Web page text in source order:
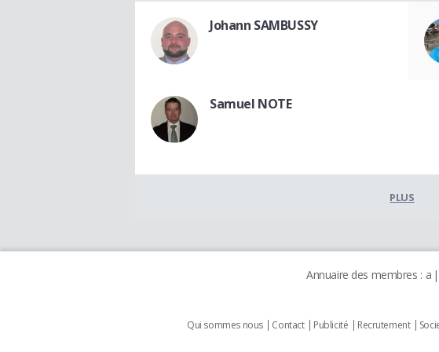
Johann SAMBUSSY
Samuel NOTE
PLUS
Annuaire des membres : a
Qui sommes nous Contact Publicité Recrutement